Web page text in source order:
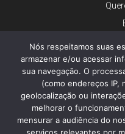
Nós respeitamos suas
armazenar e/ou acessar
sua navegação. O
(como endereços IP,
geolocalização ou
melhorar o
mensurar a audiência do